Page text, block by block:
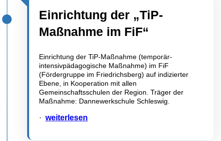
Einrichtung der „TiP-
Maßnahme im FiF“
Einrichtung der TiP-Maßnahme (temporär-
intensivpädagogische Maßnahme) im FiF
(Fördergruppe im Friedrichsberg) auf indizierter
Ebene, in Kooperation mit allen
Gemeinschaftsschulen der Region. Träger der
Maßnahme: Dannewerkschule Schleswig.
· weiterlesen